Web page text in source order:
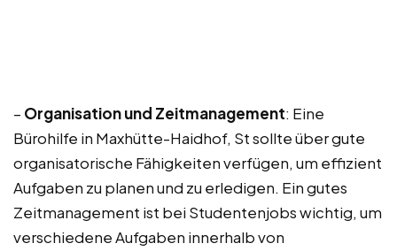
– Organisation und Zeitmanagement: Eine
Bürohilfe in Maxhütte-Haidhof, St sollte über gute
organisatorische Fähigkeiten verfügen, um effizient
Aufgaben zu planen und zu erledigen. Ein gutes
Zeitmanagement ist bei Studentenjobs wichtig, um
verschiedene Aufgaben innerhalb von